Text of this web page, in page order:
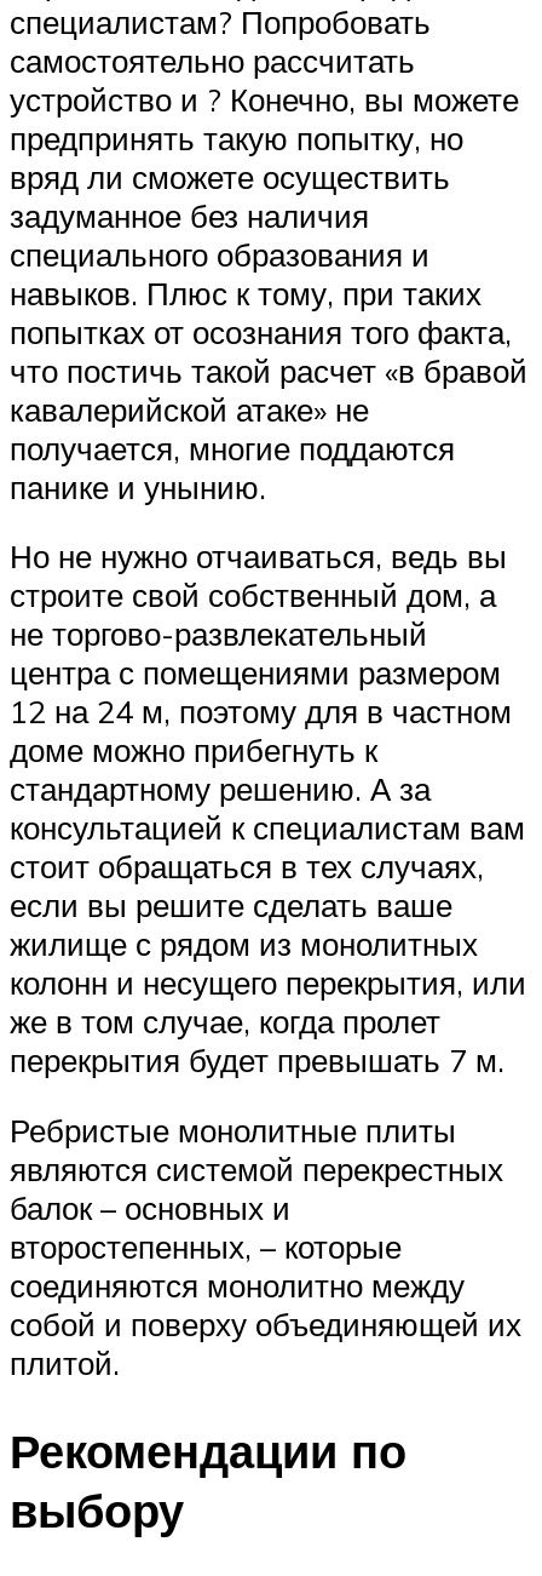
специалистам? Попробовать
самостоятельно рассчитать
устройство и ? Конечно, вы можете
предпринять такую попытку, но
вряд ли сможете осуществить
задуманное без наличия
специального образования и
навыков. Плюс к тому, при таких
попытках от осознания того факта,
что постичь такой расчет «в бравой
кавалерийской атаке» не
получается, многие поддаются
панике и унынию.
Но не нужно отчаиваться, ведь вы
строите свой собственный дом, а
не торгово-развлекательный
центра с помещениями размером
12 на 24 м, поэтому для в частном
доме можно прибегнуть к
стандартному решению. А за
консультацией к специалистам вам
стоит обращаться в тех случаях,
если вы решите сделать ваше
жилище с рядом из монолитных
колонн и несущего перекрытия, или
же в том случае, когда пролет
перекрытия будет превышать 7 м.
Ребристые монолитные плиты
являются системой перекрестных
балок – основных и
второстепенных, – которые
соединяются монолитно между
собой и поверху объединяющей их
плитой.
Рекомендации по
выбору